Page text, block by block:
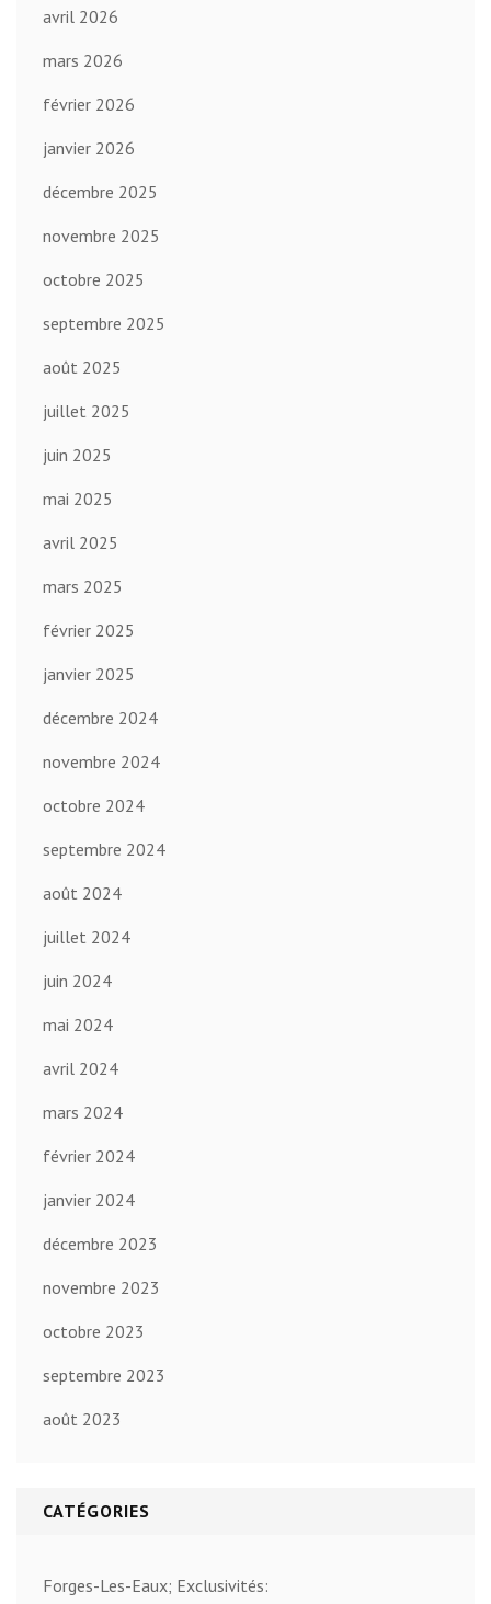
avril 2026
mars 2026
février 2026
janvier 2026
décembre 2025
novembre 2025
octobre 2025
septembre 2025
août 2025
juillet 2025
juin 2025
mai 2025
avril 2025
mars 2025
février 2025
janvier 2025
décembre 2024
novembre 2024
octobre 2024
septembre 2024
août 2024
juillet 2024
juin 2024
mai 2024
avril 2024
mars 2024
février 2024
janvier 2024
décembre 2023
novembre 2023
octobre 2023
septembre 2023
août 2023
CATÉGORIES
Forges-Les-Eaux; Exclusivités: